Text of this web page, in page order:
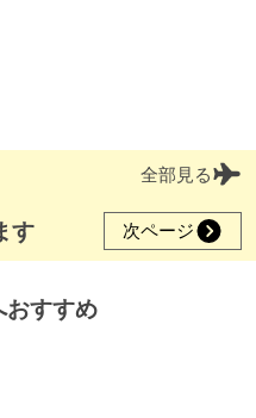
全部見る
す 次ページ
おすすめ